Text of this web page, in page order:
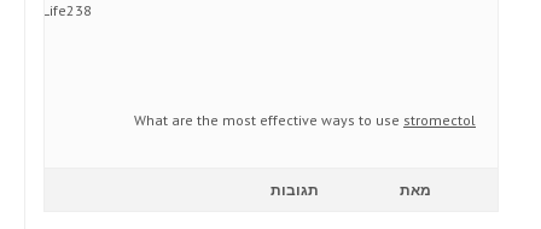
Life238
What are the most effective ways to use stromectol
מאת תגובות